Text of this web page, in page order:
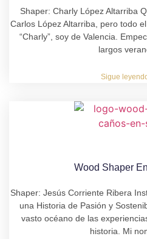
Shaper: Charly López Altarriba
Carlos López Altarriba, pero todo
“Charly”, soy de Valencia.
largos
Sigue
Wood Shaper
Shaper: Jesús Corriente Ribera
una Historia de Pasión y
vasto océano de las
historia. Mi